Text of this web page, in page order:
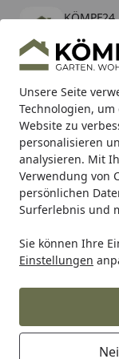
Unsere Seite
Technologien,
Website zu
personalisieren
analysieren. Mit
Verwendung von
persönlichen
Surferlebnis und
Sie können Ihre
Einstellungen
KÖMPF24
kostenlos -
Alle Produkte
Mein Konto
Suchen
Karibu Pools
Startseite
Alles für den
Licia 49,6 x